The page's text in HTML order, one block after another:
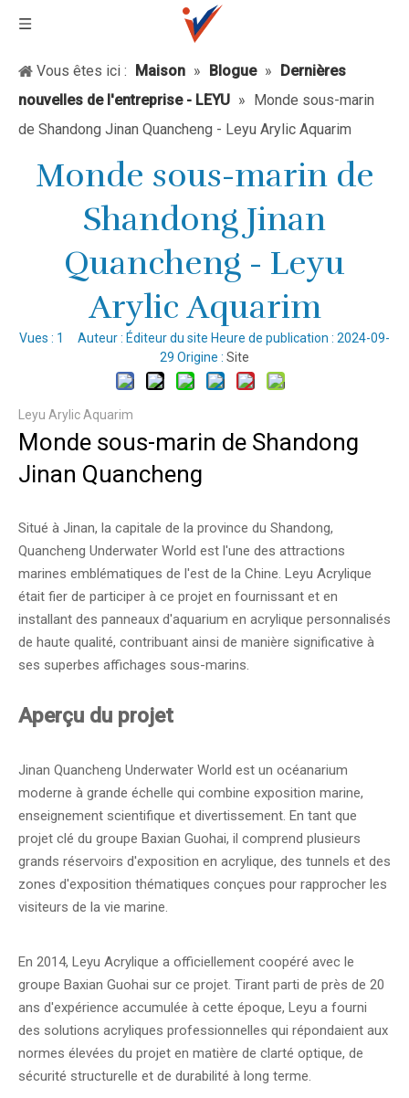
Vous êtes ici : Maison » Blogue » Dernières
nouvelles de l'entreprise - LEYU » Monde sous-marin
de Shandong Jinan Quancheng - Leyu Arylic Aquarim
Monde sous-marin de
Shandong Jinan
Quancheng - Leyu
Arylic Aquarim
Vues : 1
Auteur : Éditeur du site Heure de publication : 2024-09-
29 Origine : Site
Leyu Arylic Aquarim
Monde sous-marin de Shandong
Jinan Quancheng
Situé à Jinan, la capitale de la province du Shandong,
Quancheng Underwater World est l'une des attractions
marines emblématiques de l'est de la Chine. Leyu Acrylique
était fier de participer à ce projet en fournissant et en
installant des panneaux d'aquarium en acrylique personnalisés
de haute qualité, contribuant ainsi de manière significative à
ses superbes affichages sous-marins.
Aperçu du projet
Jinan Quancheng Underwater World est un océanarium
moderne à grande échelle qui combine exposition marine,
enseignement scientifique et divertissement. En tant que
projet clé du groupe Baxian Guohai, il comprend plusieurs
grands réservoirs d'exposition en acrylique, des tunnels et des
zones d'exposition thématiques conçues pour rapprocher les
visiteurs de la vie marine.
En 2014, Leyu Acrylique a officiellement coopéré avec le
groupe Baxian Guohai sur ce projet. Tirant parti de près de 20
ans d'expérience accumulée à cette époque, Leyu a fourni
des solutions acryliques professionnelles qui répondaient aux
normes élevées du projet en matière de clarté optique, de
sécurité structurelle et de durabilité à long terme.